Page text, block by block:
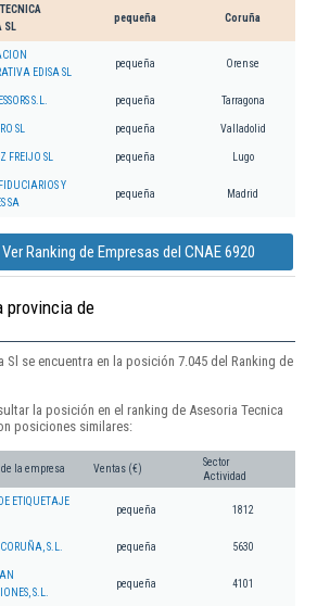
SL
pequeña Coruña
EDISA SL
pequeña Orense
S.L. pequeña Tarragona
SL pequeña Valladolid
FREIJO SL pequeña Lugo
Y
SA
pequeña Madrid
Ver Ranking de Empresas del CNAE 6920
provincia de
Sl se encuentra en la posición 7.045 del Ranking de
la posición en el ranking de Asesoria Tecnica
posiciones similares:
de la empresa Ventas (€)
Sector
Actividad
ETIQUETAJE
pequeña 1812
CORUÑA, S.L. pequeña 5630
S.L.
pequeña 4101